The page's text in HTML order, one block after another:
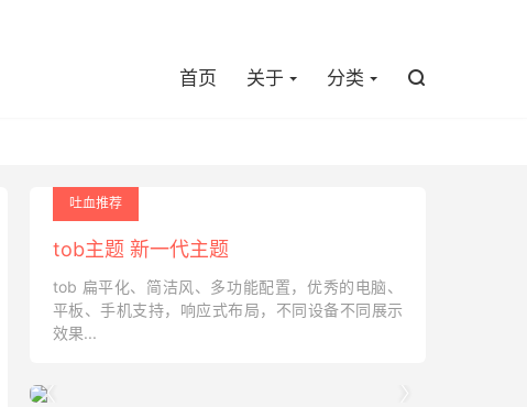
首页 关于 分类 
吐血推荐
tob主题 新一代主题
tob 扁平化、简洁风、多功能配置，优秀的电脑、
平板、手机支持，响应式布局，不同设备不同展示
效果...
